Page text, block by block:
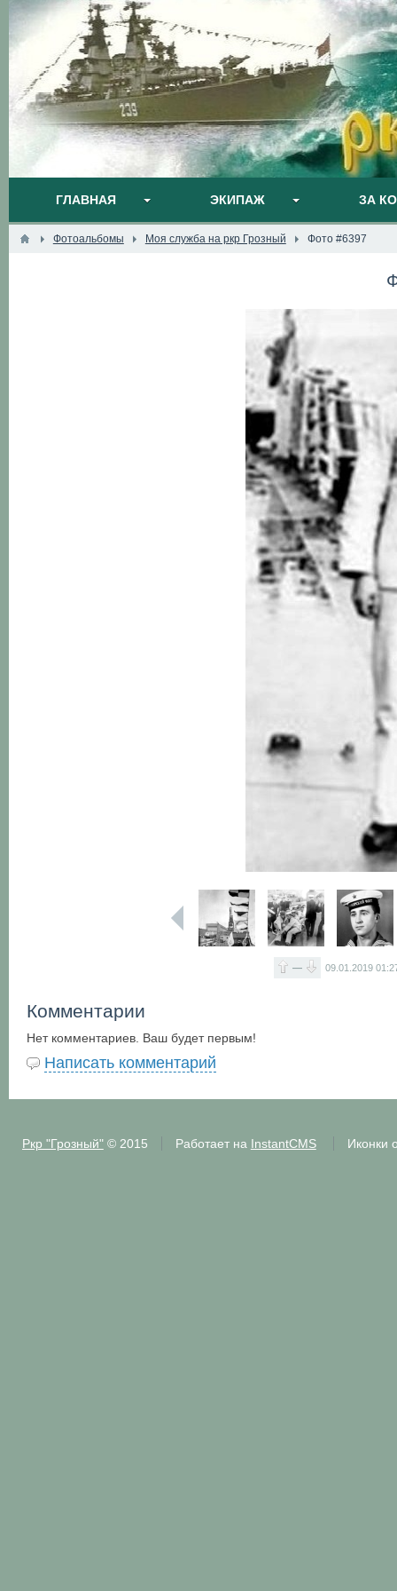
ГЛАВНАЯ ЭКИПАЖ ЗА
Фотоальбомы Моя служба на ркр Грозный Фото #6397
— 09.01.2019
Комментарии
Нет комментариев. Ваш будет первым!
Написать комментарий
Ркр "Грозный"© 2015 Работает на InstantCMS Иконки